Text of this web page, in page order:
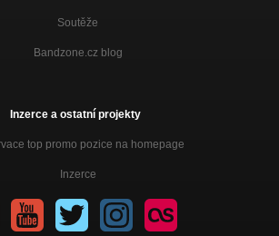
Soutěže
Bandzone.cz blog
Inzerce a ostatní projekty
top promo pozice na homepage
Inzerce